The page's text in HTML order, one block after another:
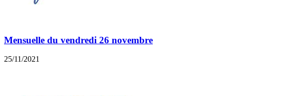
Mensuelle du vendredi 26 novembre
25/11/2021